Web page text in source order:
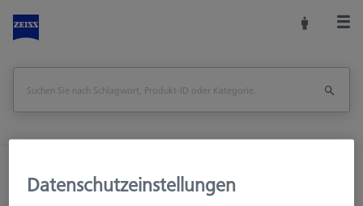
Bücher
Cookbook Statistik, Deutsche Ausgabe
Datenschutzeinstellungen